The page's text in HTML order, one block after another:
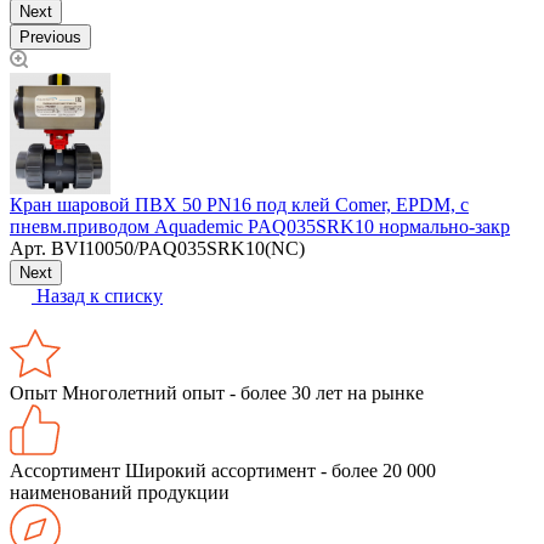
Next
Previous
Кран шаровой ПВХ 50 PN16 под клей Comer, EPDM, с
пневм.приводом Aquademic PAQ035SRK10 нормально-закр
Арт. BVI10050/PAQ035SRK10(NC)
Next
Назад к списку
Опыт Многолетний опыт - более 30 лет на рынке
Ассортимент Широкий ассортимент - более 20 000
наименований продукции